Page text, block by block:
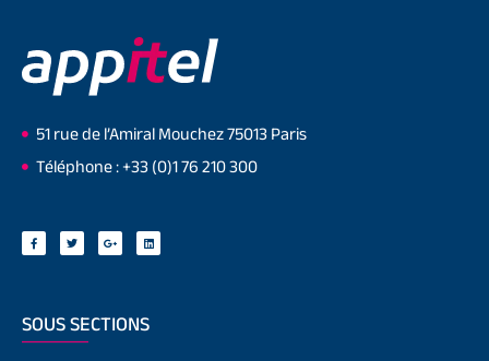
51 rue de l’Amiral Mouchez 75013 Paris
Téléphone : +33 (0)1 76 210 300
SOUS SECTIONS